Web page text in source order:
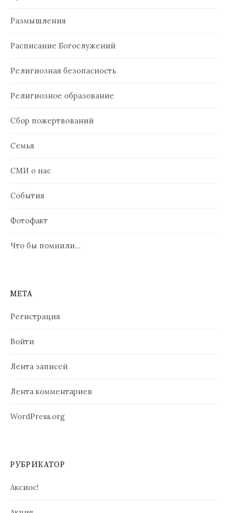
Размышления
Расписание Богослужений
Религиозная безопасность
Религиозное образование
Сбор пожертвований
Семья
СМИ о нас
События
Фотофакт
Что бы помнили…
МЕТА
Регистрация
Войти
Лента записей
Лента комментариев
WordPress.org
РУБРИКАТОР
Аксиос!